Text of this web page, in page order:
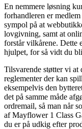
En nemmere løsning
forhandleren er
sympol på at
lovgivning, samt at
forstår vilkårene. Dette
hjulpet, for så vidt du
Tilsvarende støtter vi
reglementer der kan
eksempelvis den
det på samme måde
ordremail, så man når
af Mayflower 1 Class
du er på udkig efter